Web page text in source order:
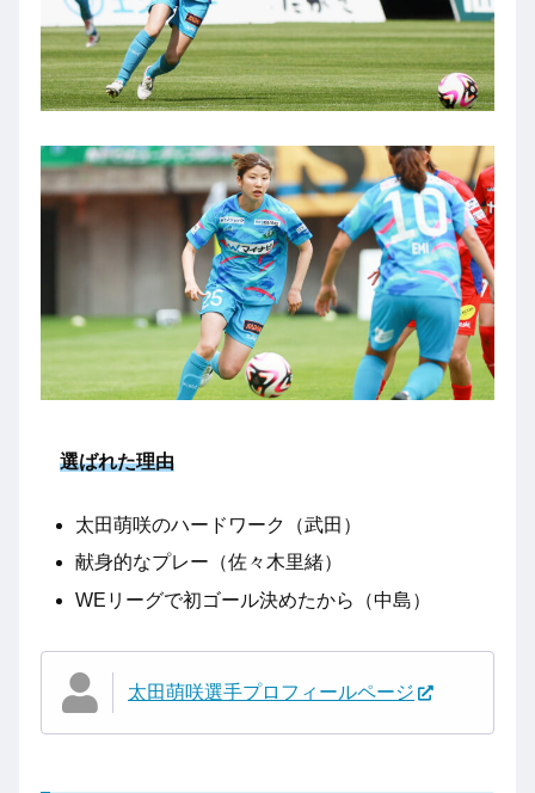
選ばれた理由
太田萌咲のハードワーク（武田）
献身的なプレー（佐々木里緒）
WEリーグで初ゴール決めたから（中島）
太田萌咲選手プロフィールページ